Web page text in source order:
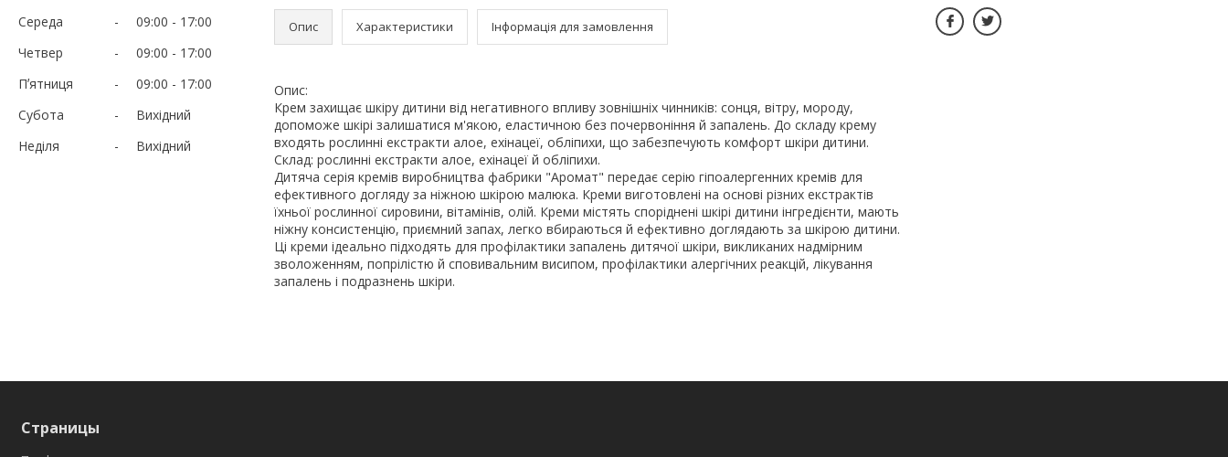
Середа
09:00
17:00
Четвер
09:00
17:00
Пʼятниця
09:00
17:00
Субота
Вихідний
Неділя
Вихідний
Опис Характеристики Інформація для замовлення
Опис:
Крем захищає шкіру дитини від негативного впливу зовнішніх чинників: сонця, вітру, мороду,
допоможе шкірі залишатися м'якою, еластичною без почервоніння й запалень. До складу крему
входять рослинні екстракти алое, ехінацеї, обліпихи, що забезпечують комфорт шкіри дитини.
Склад: рослинні екстракти алое, ехінацеї й обліпихи.
Дитяча серія кремів виробництва фабрики "Аромат" передає серію гіпоалергенних кремів для
ефективного догляду за ніжною шкірою малюка. Креми виготовлені на основі різних екстрактів
їхньої рослинної сировини, вітамінів, олій. Креми містять споріднені шкірі дитини інгредієнти, мають
ніжну консистенцію, приємний запах, легко вбираються й ефективно доглядають за шкірою дитини.
Ці креми ідеально підходять для профілактики запалень дитячої шкіри, викликаних надмірним
зволоженням, попрілістю й сповивальним висипом, профілактики алергічних реакцій, лікування
запалень і подразнень шкіри.
Страницы